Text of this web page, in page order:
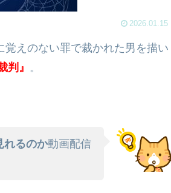
2026.01.15
えのない罪で裁かれた男を描い
』 。
れるのか動画配信